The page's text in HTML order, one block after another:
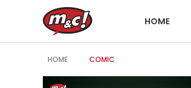
HOME
HOME COMIC